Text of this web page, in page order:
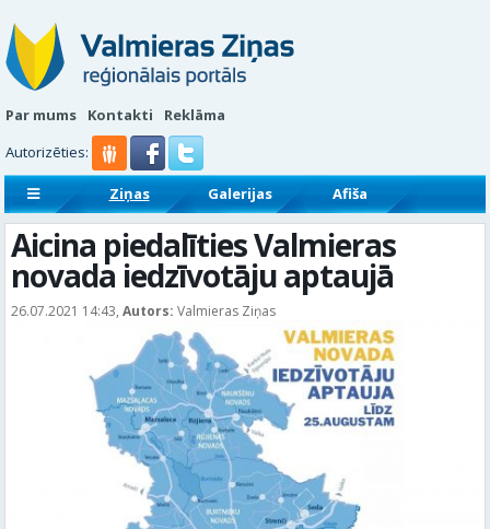
Par mums Kontakti
Reklāma
Autorizēties:
Ziņas Galerijas
Afiša
Sludinājumi
Reklāmraksti
Aicina piedalīties Valmieras
novada iedzīvotāju aptaujā
26.07.2021 14:43, Autors: Valmieras Ziņas